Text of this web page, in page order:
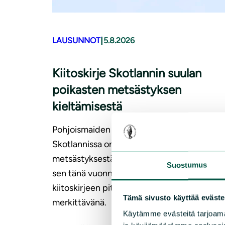
Suostumus
Tämä sivusto käyttää
Käytämme evästeitä
LAUSUNNOT| 5.8.2026
Kiitoskirje Skotlannin suulan
poikasten metsästyksen
kieltämisestä
Pohjoismaiden suulakannat ovat
Skotlannissa on kiistelty suulan poikasten
metsästyksestä niiden pesimäsaarella.
sen tänä vuonna, mistä toiminnanjohtaja
kiitoskirjeen pitäen päätöstä kansainvälisesti
merkittävänä.